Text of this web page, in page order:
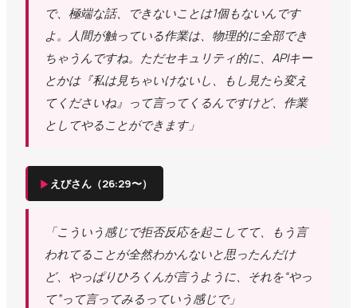
で、極端な話、できないことは1個もないんです
よ。人間が触っている作業は、物理的に全部でき
ちゃうんですね。ただセキュリティ的に、APIキー
とかは『私は見ちゃいけないし、もし見たら変え
てくださいね』って言ってくるんですけど、作業
としてやることができます」
▶ えびさん（26:29〜）
「こういう感じで拒否反応を起こしてて、もう言
われてることが全然わかんないと思ったんだけ
ど、やっぱりひろくんが言うように、それを“やっ
て”って言ってみるっていう感じで」